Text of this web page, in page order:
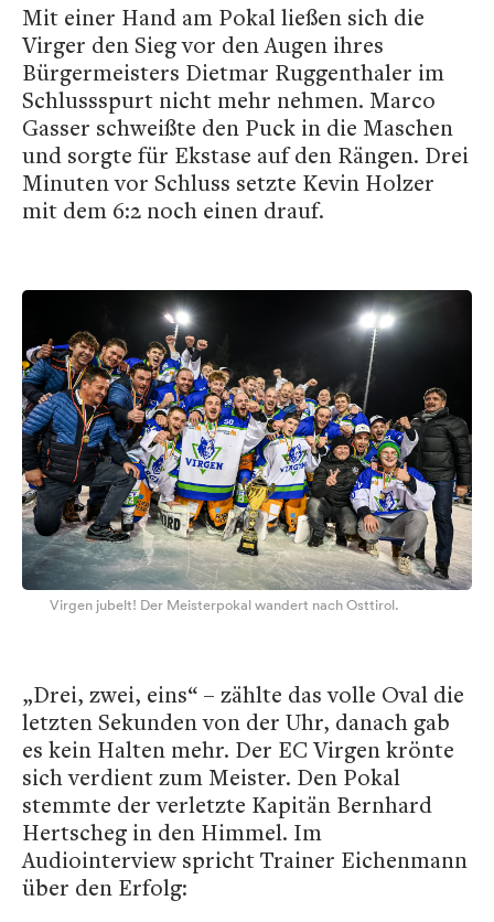
Mit einer Hand am Pokal ließen sich die
Virger den Sieg vor den Augen ihres
Bürgermeisters Dietmar Ruggenthaler im
Schlussspurt nicht mehr nehmen. Marco
Gasser schweißte den Puck in die Maschen
und sorgte für Ekstase auf den Rängen. Drei
Minuten vor Schluss setzte Kevin Holzer
mit dem 6:2 noch einen drauf.
Virgen jubelt! Der Meisterpokal wandert nach Osttirol.
„Drei, zwei, eins“ – zählte das volle Oval die
letzten Sekunden von der Uhr, danach gab
es kein Halten mehr. Der EC Virgen krönte
sich verdient zum Meister. Den Pokal
stemmte der verletzte Kapitän Bernhard
Hertscheg in den Himmel. Im
Audiointerview spricht Trainer Eichenmann
über den Erfolg: